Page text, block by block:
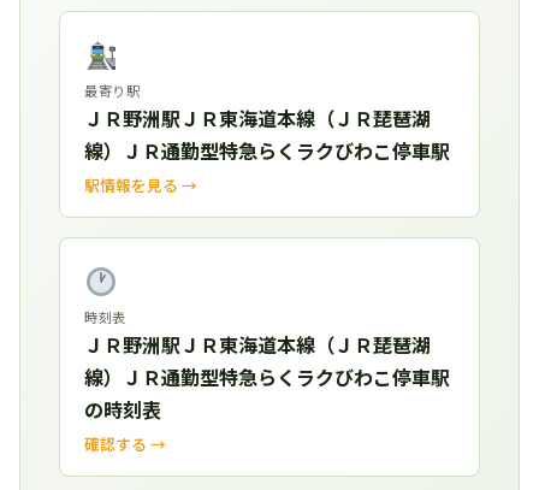
最寄り駅
ＪＲ野洲駅ＪＲ東海道本線（ＪＲ琵琶湖
線）ＪＲ通勤型特急らくラクびわこ停車駅
駅情報を見る →
時刻表
ＪＲ野洲駅ＪＲ東海道本線（ＪＲ琵琶湖
線）ＪＲ通勤型特急らくラクびわこ停車駅
の時刻表
確認する →